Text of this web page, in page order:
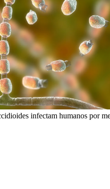
infectam humanos por